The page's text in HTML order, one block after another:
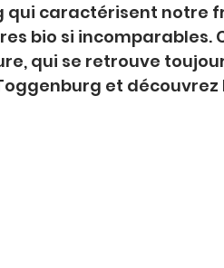
qui caractérisent notre
bio si incomparables.
qui se retrouve
et